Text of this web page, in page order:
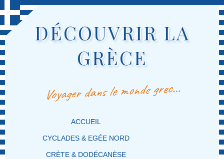
DÉCOUVRIR LA
GRÈCE
Voyager dans le monde grec…
MENU PRINCIPAL
MASQUER LA NAVIGATION PRINCIPALE
MASQUER LA NAVIGATION SECONDAIRE
ACCUEIL
CYCLADES & EGÉE NORD
CRÈTE & DODÉCANÈSE